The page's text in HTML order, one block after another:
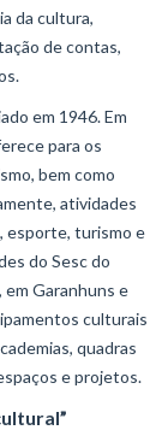
da cultura,
de contas,
em 1946. Em
para os
bem como
atividades
esporte, turismo e
do Sesc do
Garanhuns e
culturais
quadras
e projetos.